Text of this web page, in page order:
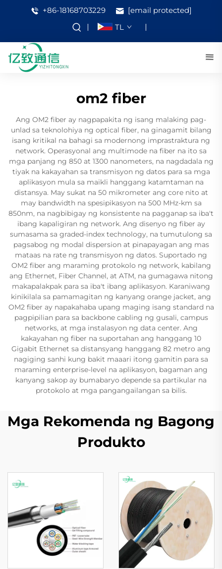
+86-18168703229
[email protected]
TL
om2 fiber
Ang OM2 fiber ay nagpapakita ng isang malaking pag-
unlad sa teknolohiya ng optical fiber, na ginagamit bilang
isang kritikal na bahagi sa modernong imprastraktura ng
network. Operasyonal ang multimode na fiber na ito sa
mga panjang ng 850 at 1300 nanometers, na nagdadala ng
tiyak na kakayahan sa transmisyon ng datos para sa mga
aplikasyon mula sa maikli hanggang katamtaman na
distansya. May sukat na 50 mikrometer ang core nito at
may bandwidth na spesipikasyon na 500 MHz-km sa
850nm, na nagbibigay ng konsistente na pagganap sa iba't
ibang kapaligiran ng network. Ang disenyo ng fiber ay
sumasama sa graded-index technology, na tumutulong sa
pagsabog ng modal dispersion at pinapayagan ang mas
mataas na rate ng transmisyon ng datos. Suportado ng
OM2 fiber ang maraming protokolo ng network, kabilang
ang Ethernet, Fiber Channel, at ATM, na gumagawa nitong
makapalakpak para sa iba't ibang aplikasyon. Karaniwang
kinikilala sa pamamagitan ng kanyang orange jacket, ang
OM2 fiber ay napakahaba upang maging isang standard na
pagpipilian para sa backbone cabling ng gusali, campus
networks, at mga instalasyon ng data center. Ang
kakayahan ng fiber na suportahan ang hanggang 10
Gigabit Ethernet sa distansyang hanggang 82 metro ang
nagiging sanhi kung bakit maaari itong gamitin para sa
maraming enterprise-level na aplikasyon, bagaman ang
kanyang sakop ay bumabaryo depende sa partikular na
protokolo at mga pangangailangan sa bilis.
Mga Rekomenda ng Bagong
Produkto